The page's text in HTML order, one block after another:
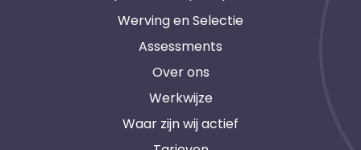
Werving en Selectie
Assessments
Over ons
Werkwijze
Waar zijn wij actief